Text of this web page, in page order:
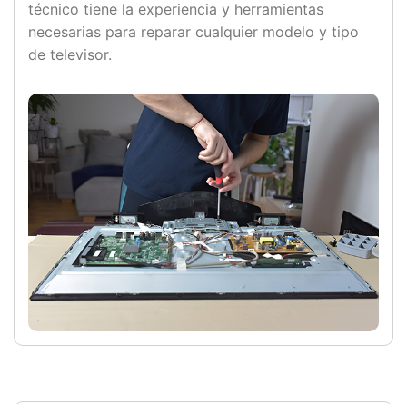
técnico tiene la experiencia y herramientas
necesarias para reparar cualquier modelo y tipo
de televisor.